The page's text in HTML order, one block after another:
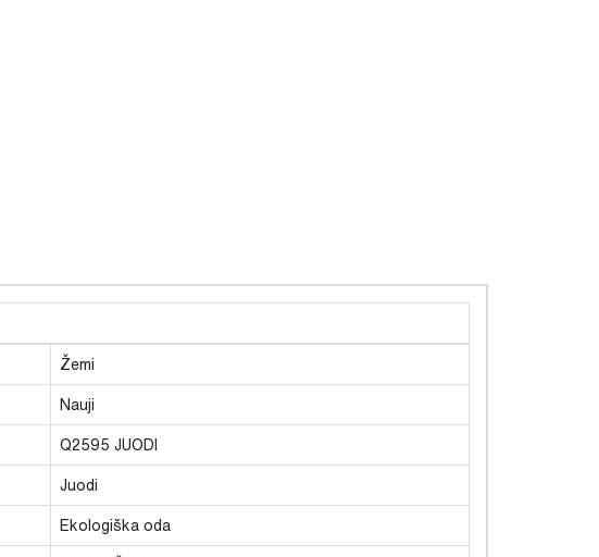
Žemi
Nauji
Q2595 JUODI
Juodi
Ekologiška oda